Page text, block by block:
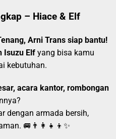
– Hiace & Elf
Arni Trans siap bantu!
Isuzu Elf yang bisa kamu
kebutuhan.
acara kantor, rombongan
dengan armada bersih,
🚐👨‍👩‍👧‍👦✨